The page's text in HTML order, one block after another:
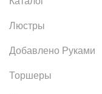
Люстры
Добавлено Руками
Торшеры